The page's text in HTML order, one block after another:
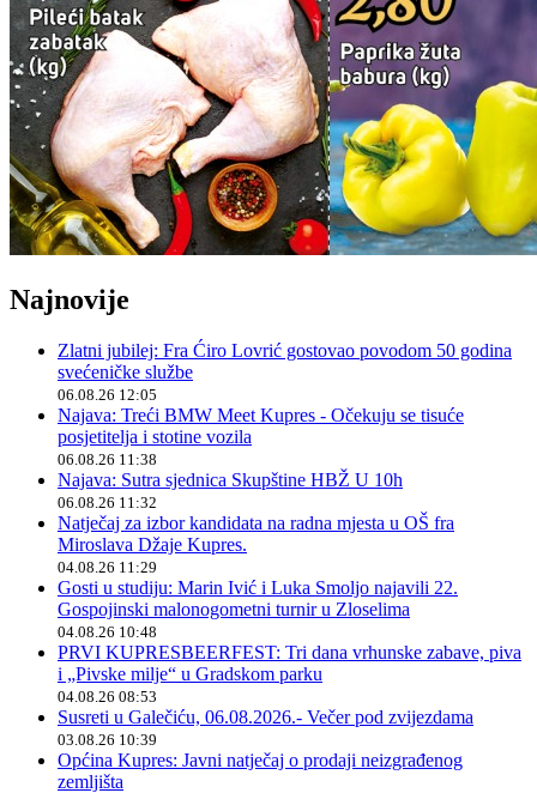
Najnovije
Zlatni jubilej: Fra Ćiro Lovrić gostovao povodom 50 godina
svećeničke službe
06.08.26 12:05
Najava: Treći BMW Meet Kupres - Očekuju se tisuće
posjetitelja i stotine vozila
06.08.26 11:38
Najava: Sutra sjednica Skupštine HBŽ U 10h
06.08.26 11:32
Natječaj za izbor kandidata na radna mjesta u OŠ fra
Miroslava Džaje Kupres.
04.08.26 11:29
Gosti u studiju: Marin Ivić i Luka Smoljo najavili 22.
Gospojinski malonogometni turnir u Zloselima
04.08.26 10:48
PRVI KUPRESBEERFEST: Tri dana vrhunske zabave, piva
i „Pivske milje“ u Gradskom parku
04.08.26 08:53
Susreti u Galečiću, 06.08.2026.- Večer pod zvijezdama
03.08.26 10:39
Općina Kupres: Javni natječaj o prodaji neizgrađenog
zemljišta